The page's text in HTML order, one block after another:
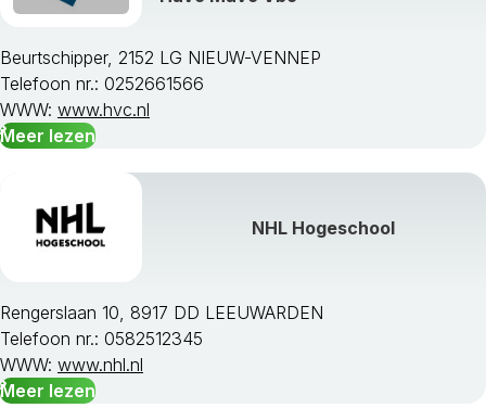
Beurtschipper, 2152 LG NIEUW-VENNEP
Telefoon nr.: 0252661566
WWW: www.hvc.nl
Meer lezen
NHL Hogeschool
Rengerslaan 10, 8917 DD LEEUWARDEN
Telefoon nr.: 0582512345
WWW: www.nhl.nl
Meer lezen